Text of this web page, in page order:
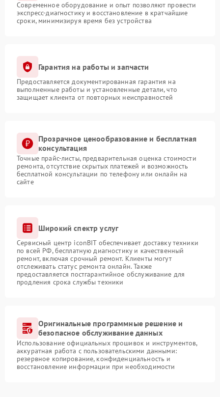
Современное оборудование и опыт позволяют провести
экспресс-диагностику и восстановление в кратчайшие
сроки, минимизируя время без устройства
Гарантия на работы и запчасти
Предоставляется документированная гарантия на
выполненные работы и установленные детали, что
защищает клиента от повторных неисправностей
Прозрачное ценообразование и бесплатная
консультация
Точные прайс-листы, предварительная оценка стоимости
ремонта, отсутствие скрытых платежей и возможность
бесплатной консультации по телефону или онлайн на
сайте
Широкий спектр услуг
Сервисный центр iconBIT обеспечивает доставку техники
по всей РФ, бесплатную диагностику и качественный
ремонт, включая срочный ремонт. Клиенты могут
отслеживать статус ремонта онлайн. Также
предоставляется постгарантийное обслуживание для
продления срока службы техники
Оригинальные программные решение и
безопасное обслуживание данных
Использование официальных прошивок и инструментов,
аккуратная работа с пользовательскими данными:
резервное копирование, конфиденциальность и
восстановление информации при необходимости